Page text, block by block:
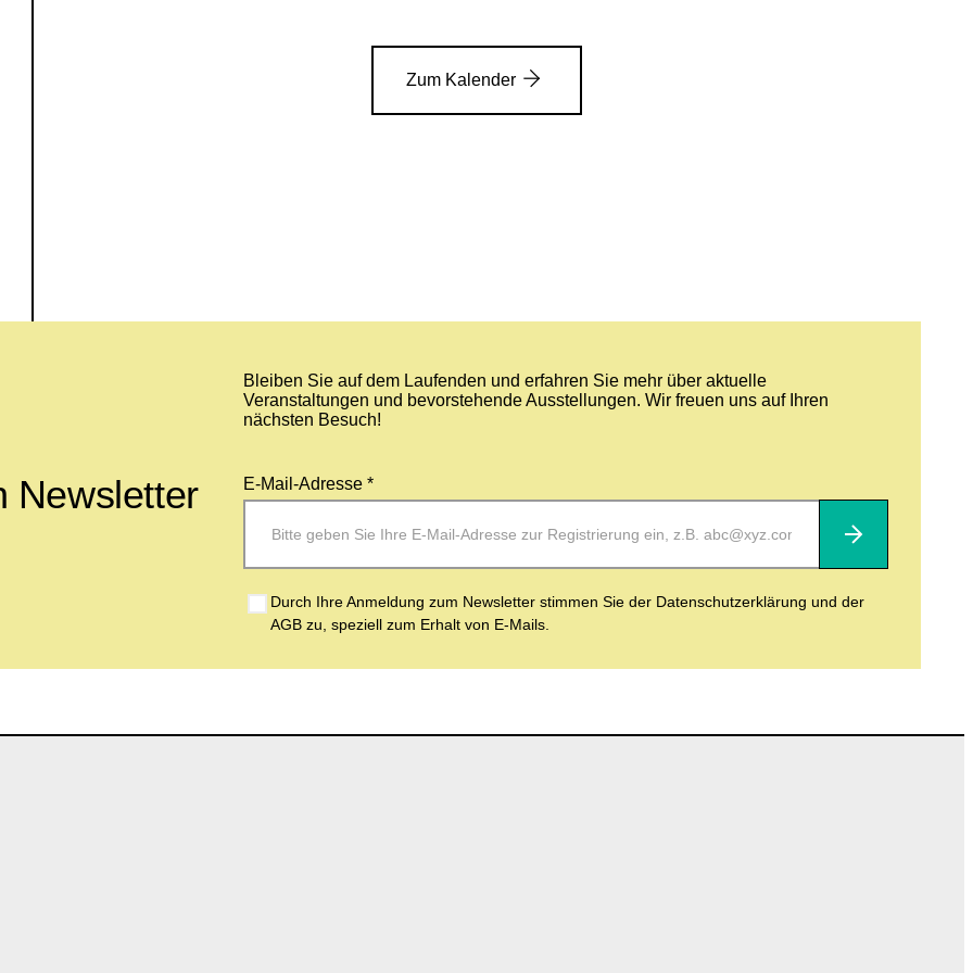
Zum Kalender
Newsletter
Bleiben Sie auf dem Laufenden und erfahren Sie mehr über aktuelle
Veranstaltungen und bevorstehende Ausstellungen. Wir freuen uns auf Ihren
nächsten Besuch!
E-Mail-Adresse *
Abonnieren
Durch Ihre Anmeldung zum Newsletter stimmen Sie der Datenschutzerklärung und der
AGB zu, speziell zum Erhalt von E-Mails.